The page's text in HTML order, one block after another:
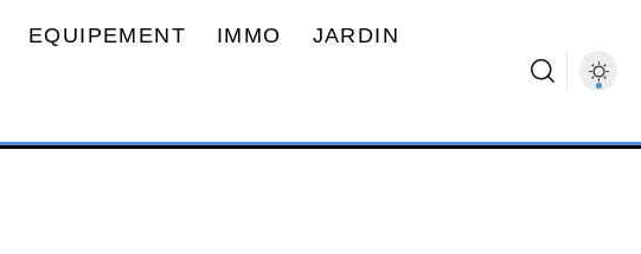
EQUIPEMENT IMMO JARDIN